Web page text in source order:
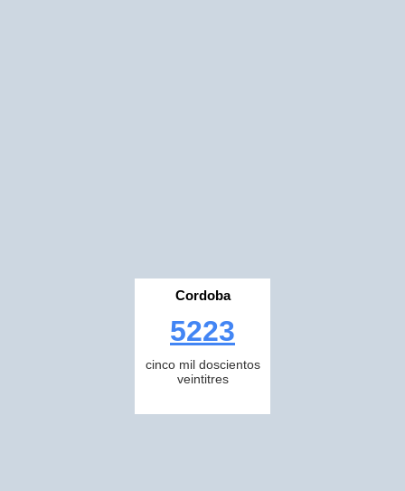
Cordoba
5223
cinco mil doscientos
veintitres